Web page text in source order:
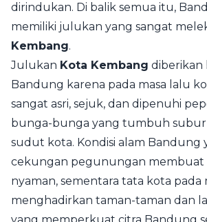
dirindukan. Di balik semua itu,
memiliki julukan yang sangat
Kembang.
Julukan Kota Kembang diberikan
Bandung karena pada masa lalu
sangat asri, sejuk, dan dipenuhi
bunga-bunga yang tumbuh subur
sudut kota. Kondisi alam Bandung
cekungan pegunungan membuat
nyaman, sementara tata kota pada
menghadirkan taman-taman dan